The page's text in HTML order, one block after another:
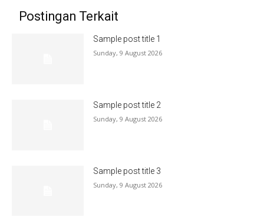
Postingan Terkait
Sample post title 1
Sunday, 9 August 2026
Sample post title 2
Sunday, 9 August 2026
Sample post title 3
Sunday, 9 August 2026